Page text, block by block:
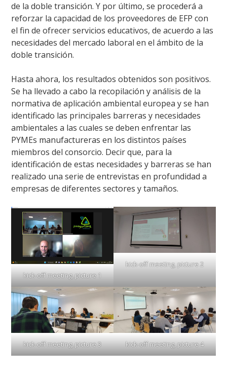
de la doble transición. Y por último, se procederá a
reforzar la capacidad de los proveedores de EFP con
el fin de ofrecer servicios educativos, de acuerdo a las
necesidades del mercado laboral en el ámbito de la
doble transición.
Hasta ahora, los resultados obtenidos son positivos.
Se ha llevado a cabo la recopilación y análisis de la
normativa de aplicación ambiental europea y se han
identificado las principales barreras y necesidades
ambientales a las cuales se deben enfrentar las
PYMEs manufactureras en los distintos países
miembros del consorcio. Decir que, para la
identificación de estas necesidades y barreras se han
realizado una serie de entrevistas en profundidad a
empresas de diferentes sectores y tamaños.
kick-off meeting, picture 1
kick-off meeting, picture 2
kick-off meeting, picture 3 kick-off meeting, picture 4